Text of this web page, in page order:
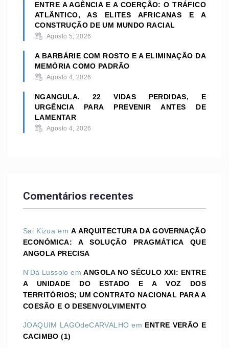
ENTRE A AGÊNCIA E A COERÇÃO: O TRÁFICO
ATLÂNTICO, AS ELITES AFRICANAS E A
CONSTRUÇÃO DE UM MUNDO RACIAL
Agosto 5, 2026
A BARBÁRIE COM ROSTO E A ELIMINAÇÃO DA
MEMÓRIA COMO PADRÃO
Agosto 4, 2026
NGANGULA. 22 VIDAS PERDIDAS, E
URGÊNCIA PARA PREVENIR ANTES DE
LAMENTAR
Agosto 4, 2026
Comentários recentes
Sai Kizua emA ARQUITECTURA DA GOVERNAÇÃO
ECONÓMICA: A SOLUÇÃO PRAGMÁTICA QUE
ANGOLA PRECISA
N'Dá Lussolo emANGOLA NO SÉCULO XXI: ENTRE
A UNIDADE DO ESTADO E A VOZ DOS
TERRITÓRIOS; UM CONTRATO NACIONAL PARA A
COESÃO E O DESENVOLVIMENTO
JOAQUIM LAGOdeCARVALHO em ENTRE VERÃO E
CACIMBO (1)